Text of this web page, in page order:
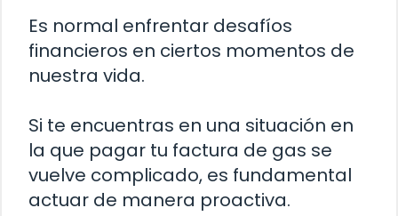
Es normal enfrentar desafíos
financieros en ciertos momentos de
nuestra vida.
Si te encuentras en una situación en
la que pagar tu factura de gas se
vuelve complicado, es fundamental
actuar de manera proactiva.